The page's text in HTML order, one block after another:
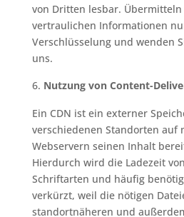
von Dritten lesbar. Übermitteln
vertraulichen Informationen
Verschlüsselung und wenden
uns.
Nutzung von Content-
Ein CDN ist ein externer
verschiedenen Standorten auf
Webservern seinen Inhalt
Hierdurch wird die Ladezeit
Schriftarten und häufig
verkürzt, weil die nötigen
standortnäheren und